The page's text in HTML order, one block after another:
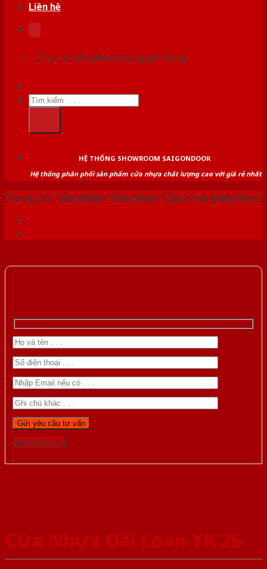
Liên hệ
Chưa có sản phẩm trong giỏ hàng.
Tìm
kiếm:
HỆ THỐNG SHOWROOM SAIGONDOOR
Hệ thống phân phối sản phẩm cửa nhựa chất lượng cao với giá rẻ nhất
Trang chủ /Sản phẩm /Cửa nhựa /Cửa nhựa ghép thanh
Gọi 0976.169.864
Cửa Nhựa Đài Loan YK 26